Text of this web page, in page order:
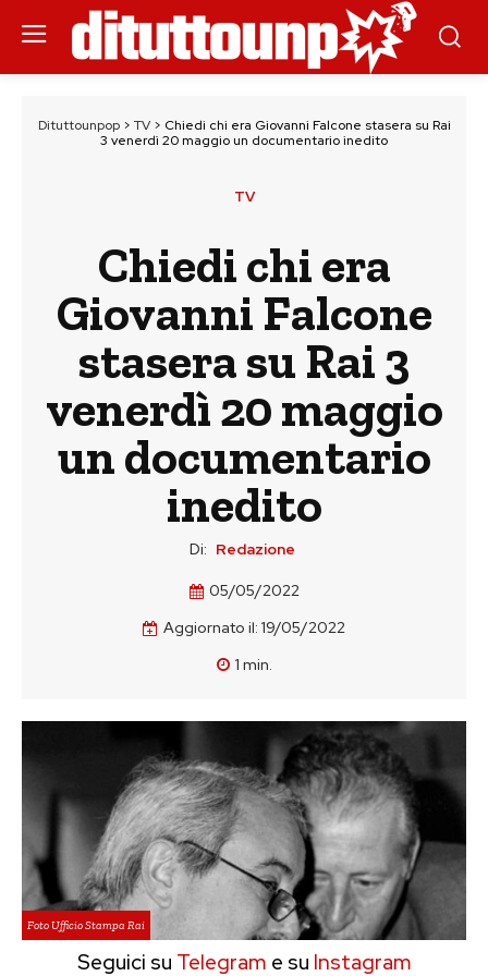
Dituttounpop> TV> Chiedi chi era Giovanni Falcone stasera su Rai
3 venerdì 20 maggio un documentario inedito
TV
Chiedi chi era
Giovanni Falcone
stasera su Rai 3
venerdì 20 maggio
un documentario
inedito
Di: Redazione
05/05/2022
Aggiornato il: 19/05/2022
1 min.
Foto Ufficio Stampa Rai
Seguici su Telegram e su Instagram